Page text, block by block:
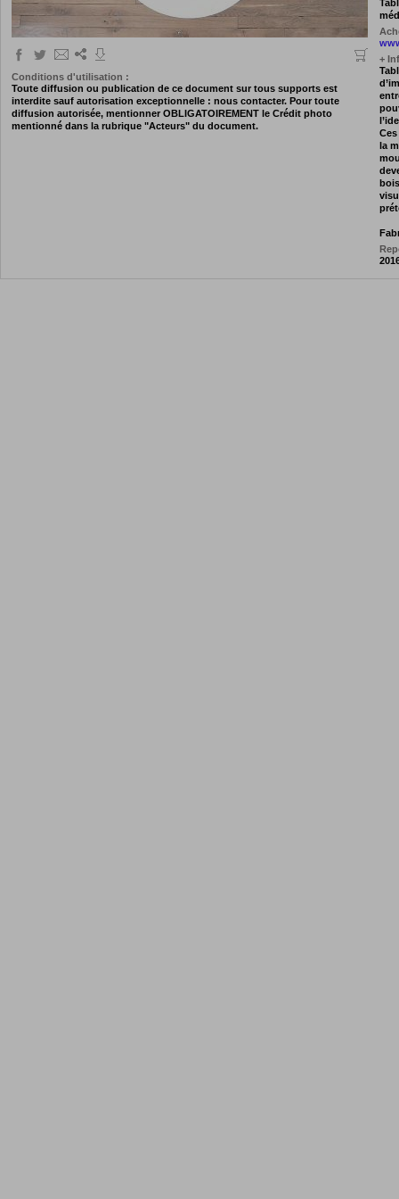
Conditions d'utilisation :
Toute diffusion ou publication de ce document sur tous supports est
interdite sauf autorisation exceptionnelle : nous contacter. Pour toute
diffusion autorisée, mentionner OBLIGATOIREMENT le Crédit photo
mentionné dans la rubrique "Acteurs" du document.
+
la